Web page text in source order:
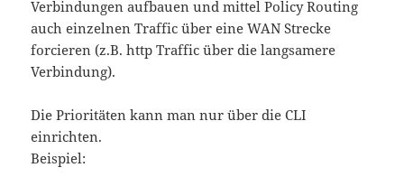
Verbindungen aufbauen und mittel Policy Routing
auch einzelnen Traffic über eine WAN Strecke
forcieren (z.B. http Traffic über die langsamere
Verbindung).
Die Prioritäten kann man nur über die CLI
einrichten.
Beispiel: